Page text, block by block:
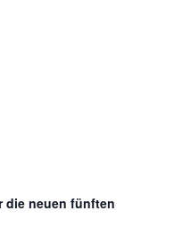
die neuen fünften